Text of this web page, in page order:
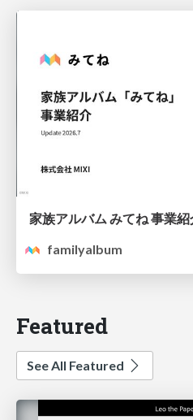
家族アルバム みてね 事業
familyalbum
Featured
See All Featured